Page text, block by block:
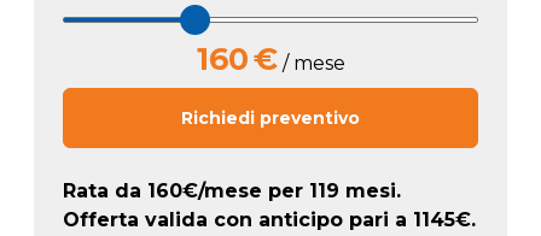
160€/ mese
Richiedi preventivo
Rata da 160€/mese per 119 mesi.
Offerta valida con anticipo pari a 1145€.